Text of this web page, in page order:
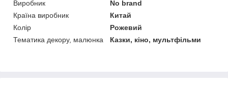
Виробник
No brand
Країна виробник
Китай
Колір
Рожевий
Тематика декору, малюнка
Казки, кіно, мультфільми